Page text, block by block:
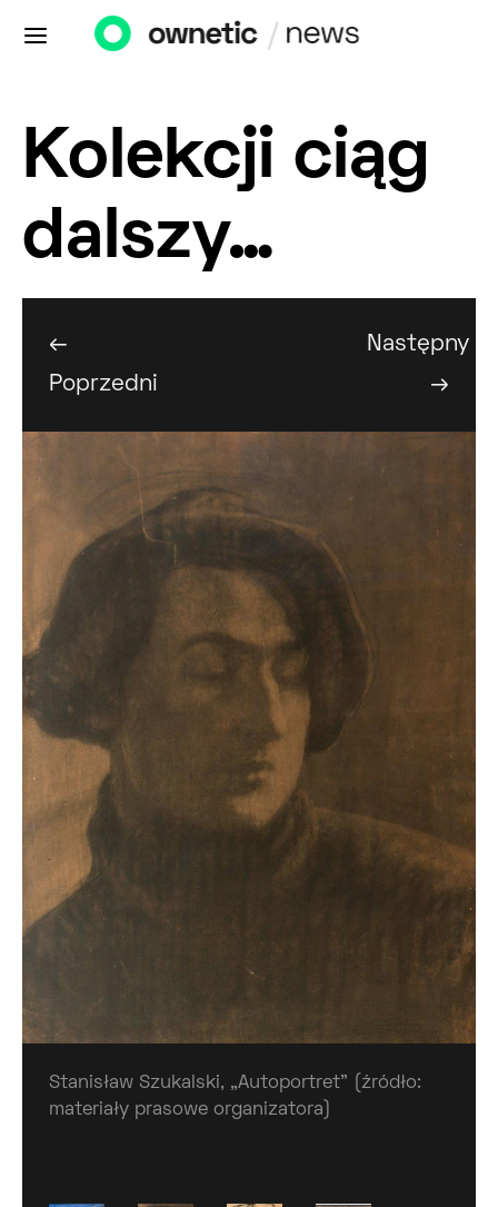
Kolekcji ciąg
dalszy…
←
Poprzedni
Następny
→
Stanisław Szukalski, „Autoportret” (źródło:
materiały prasowe organizatora)